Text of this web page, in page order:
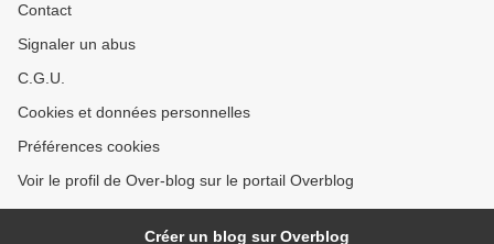
Contact
Signaler un abus
C.G.U.
Cookies et données personnelles
Préférences cookies
Voir le profil de Over-blog sur le portail Overblog
Créer un blog sur Overblog